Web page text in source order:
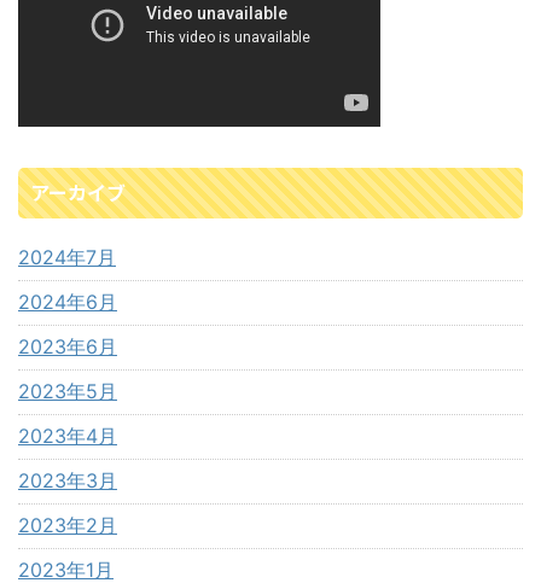
アーカイブ
2024年7月
2024年6月
2023年6月
2023年5月
2023年4月
2023年3月
2023年2月
2023年1月